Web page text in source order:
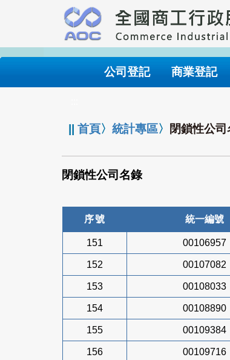
要
內
公司登記 商業登記
||首頁〉統計專區〉 閉鎖性公
閉鎖性公司名錄
序號 統一編號
151 00106957
152 00107082
153 00108033
154 00108890
155 00109384
156 00109716